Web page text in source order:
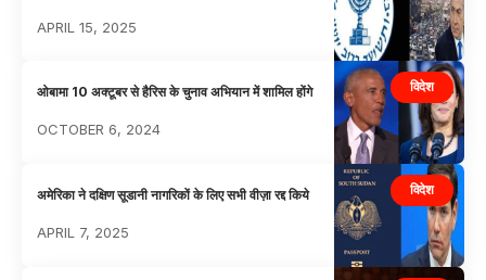
APRIL 15, 2025
विदेश
ओबामा 10 अक्टूबर से हैरिस के चुनाव अभियान में शामिल होंगे
OCTOBER 6, 2024
विदेश
अमेरिका ने दक्षिण सूडानी नागरिकों के लिए सभी वीज़ा रद्द किये
APRIL 7, 2025